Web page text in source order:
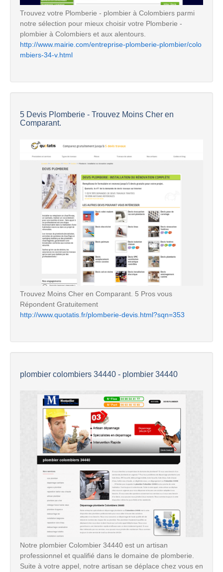
Trouvez votre Plomberie - plombier à Colombiers parmi
notre sélection pour mieux choisir votre Plomberie -
plombier à Colombiers et aux alentours.
http://www.mairie.com/entreprise-plomberie-plombier/colo
mbiers-34-v.html
5 Devis Plomberie - Trouvez Moins Cher en
Comparant.
Trouvez Moins Cher en Comparant. 5 Pros vous
Répondent Gratuitement
http://www.quotatis.fr/plomberie-devis.html?sqn=353
plombier colombiers 34440 - plombier 34440
Notre plombier Colombier 34440 est un artisan
professionnel et qualifié dans le domaine de plomberie.
Suite à votre appel, notre artisan se déplace chez vous en